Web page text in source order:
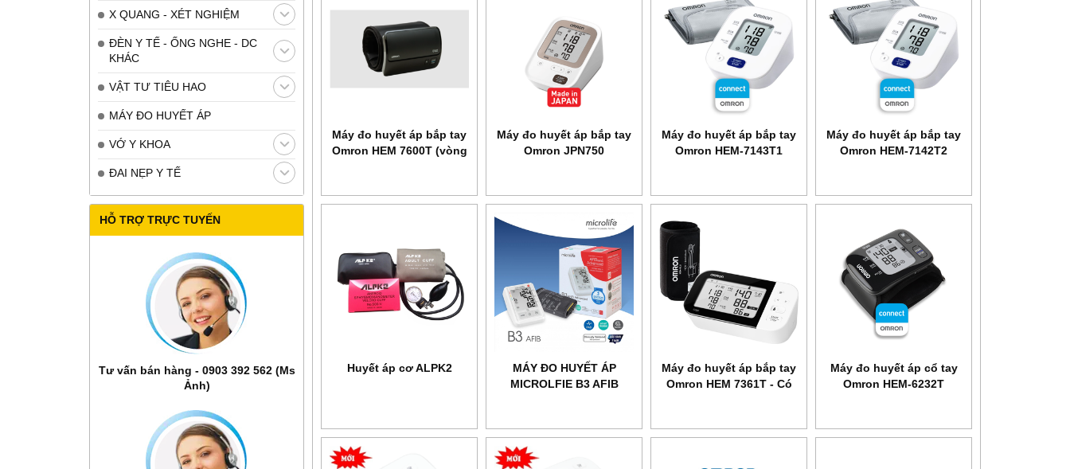
X QUANG - XÉT NGHIỆM
ĐÈN Y TẾ - ỐNG NGHE - DC
KHÁC
VẬT TƯ TIÊU HAO
MÁY ĐO HUYẾT ÁP
VỚ Y KHOA
ĐAI NẸP Y TẾ
HỖ TRỢ TRỰC TUYẾN
Tư vấn bán hàng - 0903 392 562 (Ms
Ảnh)
Máy đo huyết áp bắp tay
Omron HEM 7600T (vòng
Máy đo huyết áp bắp tay
Omron JPN750
Máy đo huyết áp bắp tay
Omron HEM-7143T1
Máy đo huyết áp bắp tay
Omron HEM-7142T2
Huyết áp cơ ALPK2
MÁY ĐO HUYẾT ÁP
MICROLFIE B3 AFIB
Máy đo huyết áp bắp tay
Omron HEM 7361T - Có
Máy đo huyết áp cổ tay
Omron HEM-6232T